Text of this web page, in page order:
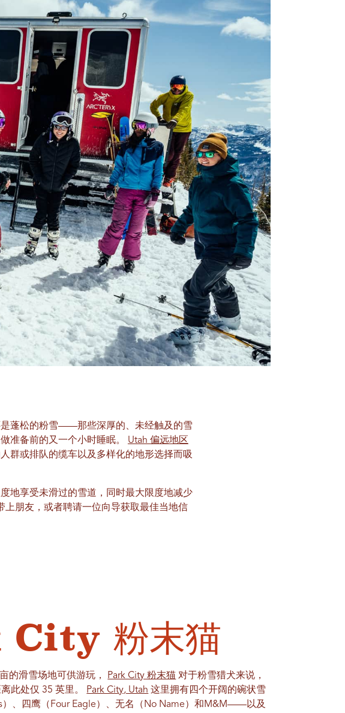
蓬松的粉雪——那些深厚的、未经触及的雪
准备前的又一个小时睡眠。 Utah 偏远地区
群或排队的缆车以及多样化的地形选择而吸
地享受未滑过的雪道，同时最大限度地减少
上朋友，或者聘请一位向导获取最佳当地信
粉末猫
的滑雪场地可供游玩， Park City 粉末猫 对于粉雪猎犬来说，
此处仅 35 英里。
Park City, Utah 这里拥有四个开阔的碗状雪
、四鹰（Four Eagle）、无名（No Name）和M&M——以及